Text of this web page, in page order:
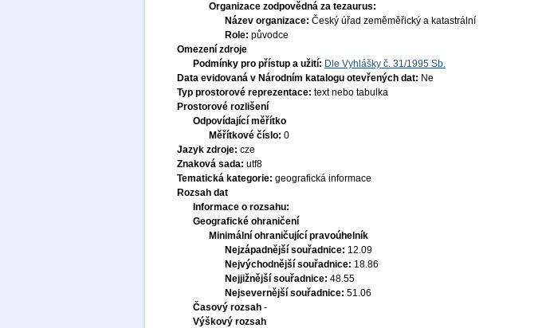
Organizace zodpovědná za tezaurus:
Název organizace: Český úřad zeměměřický a katastrální
Role: původce
Omezení zdroje
Podmínky pro přístup a užití: Dle Vyhlášky č. 31/1995 Sb.
Data evidovaná v Národním katalogu otevřených dat: Ne
Typ prostorové reprezentace: text nebo tabulka
Prostorové rozlišení
Odpovídající měřítko
Měřítkové číslo: 0
Jazyk zdroje: cze
Znaková sada: utf8
Tematická kategorie: geografická informace
Rozsah dat
Informace o rozsahu:
Geografické ohraničení
Minimální ohraničující pravoúhelník
Nejzápadnější souřadnice: 12.09
Nejvýchodnější souřadnice: 18.86
Nejjižnější souřadnice: 48.55
Nejsevernější souřadnice: 51.06
Časový rozsah -
Výškový rozsah